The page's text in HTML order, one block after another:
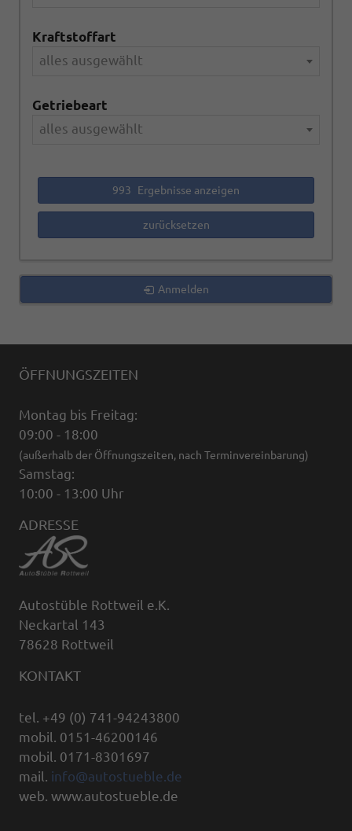
Kraftstoffart
alles ausgewählt
Getriebeart
alles ausgewählt
993 Ergebnisse anzeigen
zurücksetzen
Anmelden
ÖFFNUNGSZEITEN
Montag bis Freitag:
09:00 - 18:00
(außerhalb der Öffnungszeiten, nach Terminvereinbarung)
Samstag:
10:00 - 13:00 Uhr
ADRESSE
Autostüble Rottweil e.K.
Neckartal 143
78628 Rottweil
KONTAKT
tel. +49 (0) 741-94243800
mobil. 0151-46200146
mobil. 0171-8301697
mail. info@autostueble.de
web. www.autostueble.de